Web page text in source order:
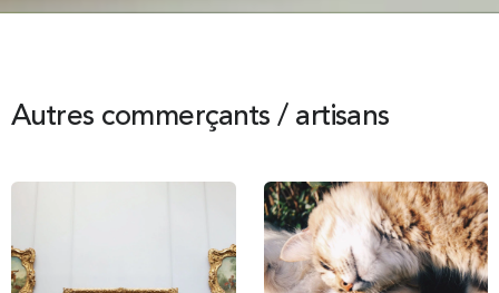
Autres commerçants / artisans